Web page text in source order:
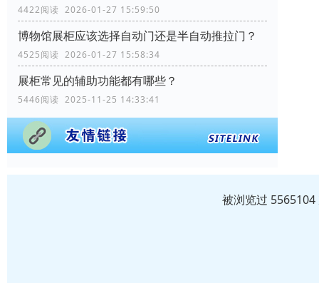
4422阅读 2026-01-27 15:59:50
博物馆展柜应该选择自动门还是半自动推拉门？
4525阅读 2026-01-27 15:58:34
展柜常见的辅助功能都有哪些？
5446阅读 2025-11-25 14:33:41
被浏览过